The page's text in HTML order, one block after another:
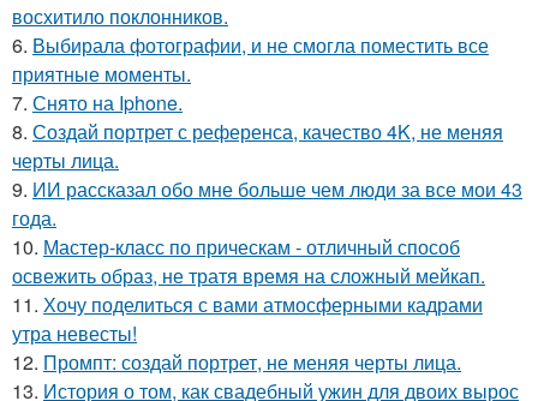
восхитило поклонников.
6. Выбирала фотографии, и не смогла поместить все
приятные моменты.
7. Снято на Iphone.
8. Создай портрет с референса, качество 4K, не меняя
черты лица.
9. ИИ рассказал обо мне больше чем люди за все мои 43
года.
10. Мастер-класс по прическам - отличный способ
освежить образ, не тратя время на сложный мейкап.
11. Хочу поделиться с вами атмосферными кадрами
утра невесты!
12. Промпт: создай портрет, не меняя черты лица.
13. История о том, как свадебный ужин для двоих вырос